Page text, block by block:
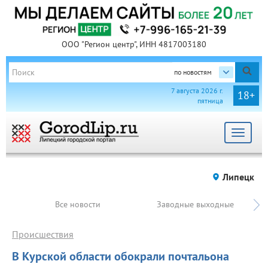
ООО "Регион центр", ИНН 4817003180
по новостям
18+
7 августа 2026 г.
пятница
Toggle
Липецк
Все новости Заводные выходные
В Курской области обокрали почтальона
Происшествия